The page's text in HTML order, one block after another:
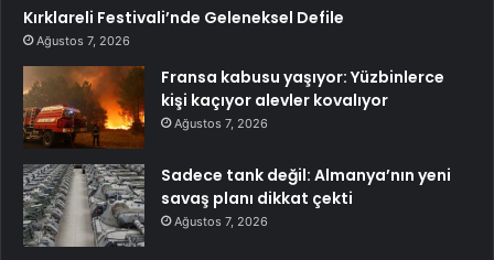
Kırklareli Festivali’nde Geleneksel Defile
Ağustos 7, 2026
Fransa kabusu yaşıyor: Yüzbinlerce
kişi kaçıyor alevler kovalıyor
Ağustos 7, 2026
Sadece tank değil: Almanya’nın yeni
savaş planı dikkat çekti
Ağustos 7, 2026